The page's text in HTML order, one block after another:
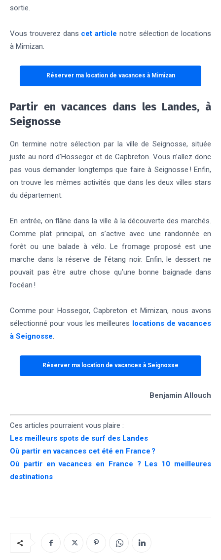
sortie.
Vous trouverez dans cet article notre sélection de locations
à Mimizan.
Réserver ma location de vacances à Mimizan
Partir en vacances dans les Landes, à
Seignosse
On termine notre sélection par la ville de Seignosse, située
juste au nord d’Hossegor et de Capbreton. Vous n’allez donc
pas vous demander longtemps que faire à Seignosse ! Enfin,
on trouve les mêmes activités que dans les deux villes stars
du département.
En entrée, on flâne dans la ville à la découverte des marchés.
Comme plat principal, on s’active avec une randonnée en
forêt ou une balade à vélo. Le fromage proposé est une
marche dans la réserve de l’étang noir. Enfin, le dessert ne
pouvait pas être autre chose qu’une bonne baignade dans
l’océan !
Comme pour Hossegor, Capbreton et Mimizan, nous avons
sélectionné pour vous les meilleures locations de vacances
à Seignosse.
Réserver ma location de vacances à Seignosse
Benjamin Allouch
Ces articles pourraient vous plaire :
Les meilleurs spots de surf des Landes
Où partir en vacances cet été en France ?
Où partir en vacances en France ? Les 10 meilleures
destinations